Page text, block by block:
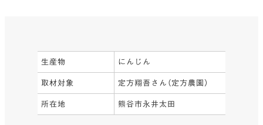
生産物 にんじん
取材対象 定方翔吾さん（定方農園）
所在地 熊谷市永井太田